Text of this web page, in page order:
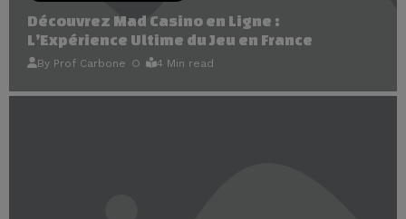
Découvrez Mad Casino en Ligne :
L’Expérience Ultime du Jeu en France
By Prof Carbone 4 Min read